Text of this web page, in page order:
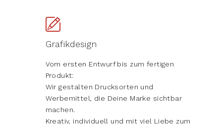
Grafikdesign
Vom ersten Entwurf bis zum fertigen
Produkt:
Wir gestalten Drucksorten und
Werbemittel, die Deine Marke sichtbar
machen.
Kreativ, individuell und mit viel Liebe zum